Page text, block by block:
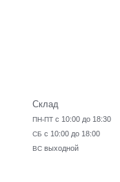
Склад
ПН-ПТ с 10:00 до 18:30
СБ с 10:00 до 18:00
ВС выходной